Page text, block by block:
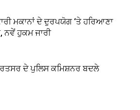
ਮਕਾਨਾਂ ਦੇ ਦੁਰਪਯੋਗ ‘ਤੇ ਹਰਿਆਣਾ
ਨਵੇਂ ਹੁਕਮ ਜਾਰੀ
ਦੇ ਪੁਲਿਸ ਕਮਿਸ਼ਨਰ ਬਦਲੇ